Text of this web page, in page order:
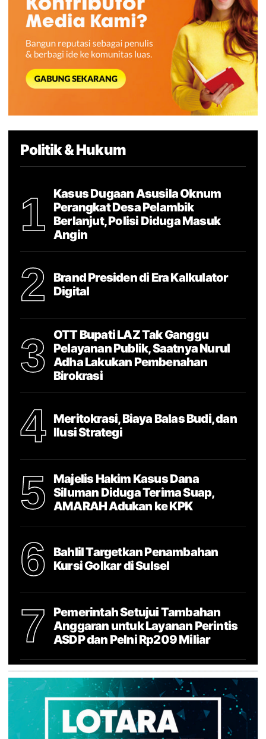
Politik & Hukum
1
Kasus Dugaan Asusila Oknum
Perangkat Desa Pelambik
Berlanjut, Polisi Diduga Masuk
Angin
2
Brand Presiden di Era Kalkulator
Digital
3
OTT Bupati LAZ Tak Ganggu
Pelayanan Publik, Saatnya Nurul
Adha Lakukan Pembenahan
Birokrasi
4
Meritokrasi, Biaya Balas Budi, dan
Ilusi Strategi
5
Majelis Hakim Kasus Dana
Siluman Diduga Terima Suap,
AMARAH Adukan ke KPK
6
Bahlil Targetkan Penambahan
Kursi Golkar di Sulsel
7
Pemerintah Setujui Tambahan
Anggaran untuk Layanan Perintis
ASDP dan Pelni Rp209 Miliar